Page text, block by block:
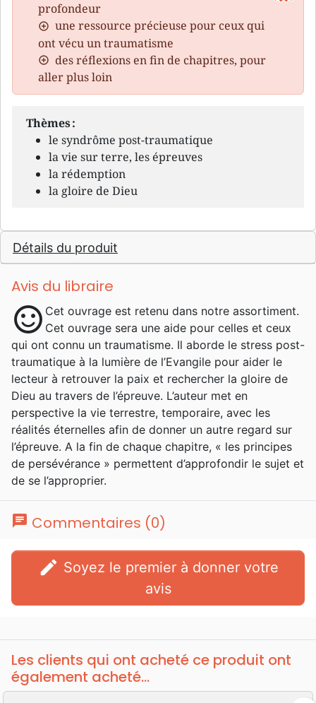
profondeur
une ressource précieuse pour ceux qui
ont vécu un traumatisme
des réflexions en fin de chapitres, pour
aller plus loin
Thèmes :
le syndrôme post-traumatique
la vie sur terre, les épreuves
la rédemption
la gloire de Dieu
Détails du produit
Avis du libraire
sentiment_satisfied Cet ouvrage est retenu dans notre assortiment.
Cet ouvrage sera une aide pour celles et ceux
qui ont connu un traumatisme. Il aborde le stress post-
traumatique à la lumière de l’Evangile pour aider le
lecteur à retrouver la paix et rechercher la gloire de
Dieu au travers de l’épreuve. L’auteur met en
perspective la vie terrestre, temporaire, avec les
réalités éternelles afin de donner un autre regard sur
l’épreuve. A la fin de chaque chapitre, « les principes
de persévérance » permettent d’approfondir le sujet et
de se l’approprier.
chat Commentaires (0)
edit
avis
Les clients qui ont acheté ce produit ont
également acheté...